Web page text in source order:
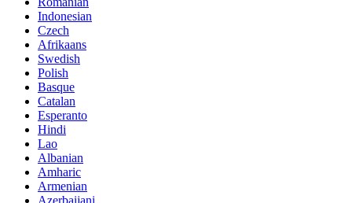
Indonesian
Czech
Afrikaans
Swedish
Polish
Basque
Catalan
Esperanto
Hindi
Lao
Albanian
Amharic
Armenian
Azerbaijani